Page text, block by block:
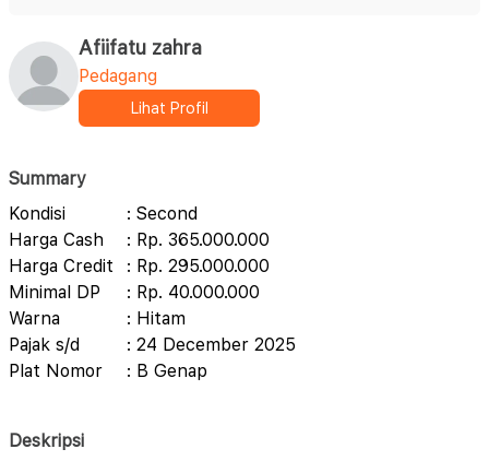
Afiifatu zahra
Pedagang
Lihat Profil
Summary
Kondisi
: Second
Harga Cash
: Rp. 365.000.000
Harga Credit
: Rp. 295.000.000
Minimal DP
: Rp. 40.000.000
Warna
: Hitam
Pajak s/d
: 24 December 2025
Plat Nomor
: B Genap
Deskripsi